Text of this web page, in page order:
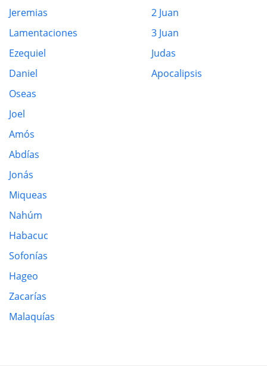
Jeremias
Lamentaciones
Ezequiel
Daniel
Oseas
Joel
Amós
Abdías
Jonás
Miqueas
Nahúm
Habacuc
Sofonías
Hageo
Zacarías
Malaquías
2 Juan
3 Juan
Judas
Apocalipsis